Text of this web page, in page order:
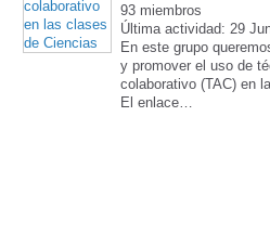
93 miembros
Última actividad: 29
En este grupo
y promover el uso de
colaborativo (TAC) en
El enlace…